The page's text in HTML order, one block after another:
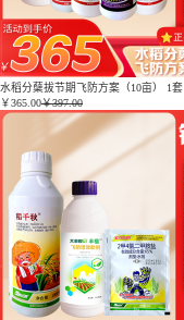
水稻分蘖拔节期飞防方案（10亩） 1套
￥365.00￥397.00